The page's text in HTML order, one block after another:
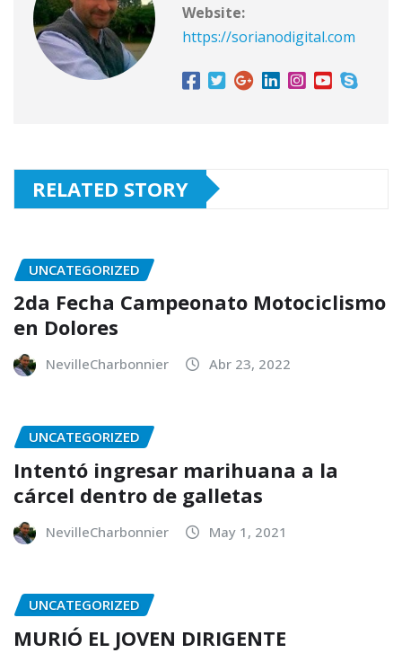
Website:
https://sorianodigital.com
RELATED STORY
UNCATEGORIZED
2da Fecha Campeonato Motociclismo
en Dolores
NevilleCharbonnier Abr 23, 2022
UNCATEGORIZED
Intentó ingresar marihuana a la
cárcel dentro de galletas
NevilleCharbonnier May 1, 2021
UNCATEGORIZED
MURIÓ EL JOVEN DIRIGENTE